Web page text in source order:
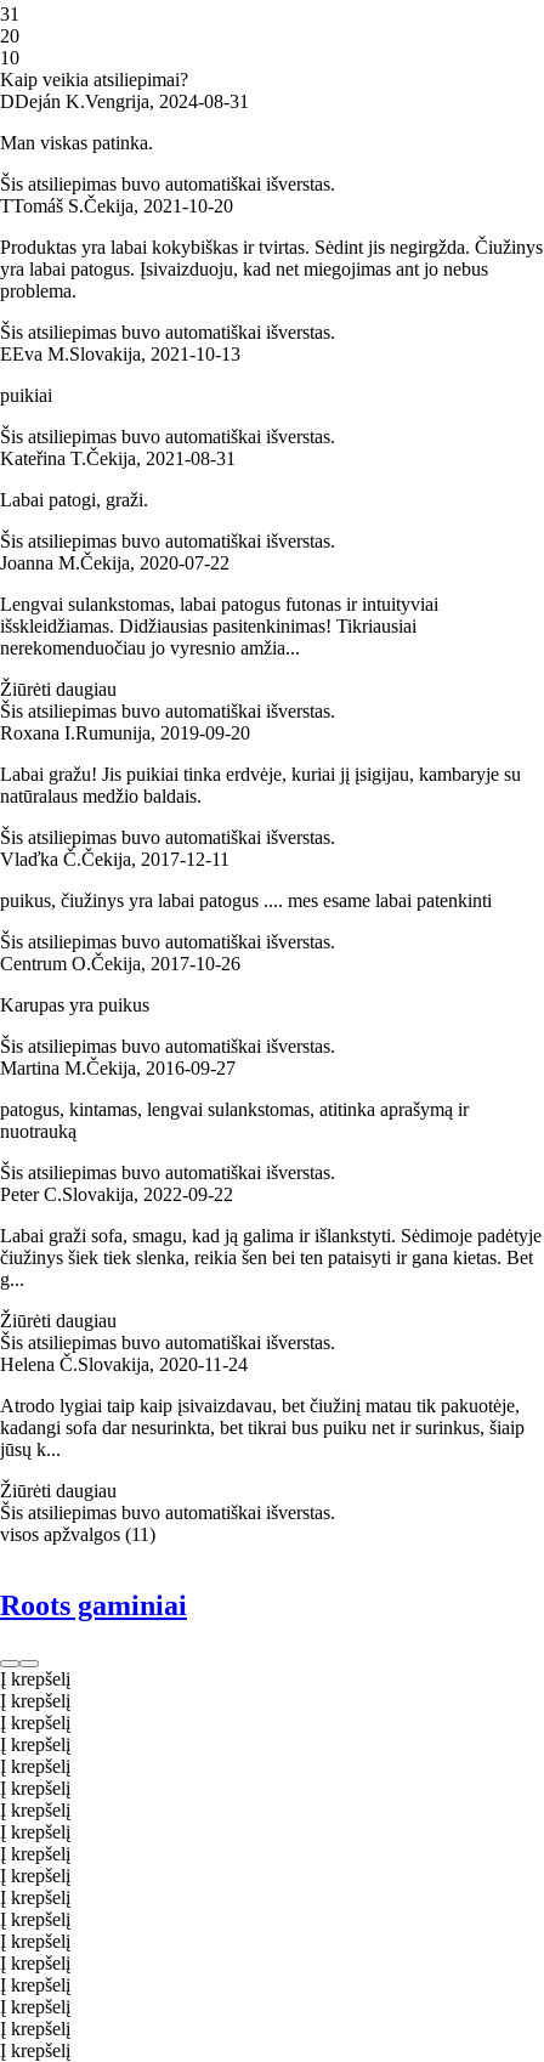
31
20
10
Kaip veikia atsiliepimai?
DDeján K.Vengrija, 2024‑08‑31
Man viskas patinka.
Šis atsiliepimas buvo automatiškai išverstas.
TTomáš S.Čekija, 2021‑10‑20
Produktas yra labai kokybiškas ir tvirtas. Sėdint jis negirgžda. Čiužinys
yra labai patogus. Įsivaizduoju, kad net miegojimas ant jo nebus
problema.
Šis atsiliepimas buvo automatiškai išverstas.
EEva M.Slovakija, 2021‑10‑13
puikiai
Šis atsiliepimas buvo automatiškai išverstas.
Kateřina T.Čekija, 2021‑08‑31
Labai patogi, graži.
Šis atsiliepimas buvo automatiškai išverstas.
Joanna M.Čekija, 2020‑07‑22
Lengvai sulankstomas, labai patogus futonas ir intuityviai
išskleidžiamas. Didžiausias pasitenkinimas! Tikriausiai
nerekomenduočiau jo vyresnio amžia...
Žiūrėti daugiau
Šis atsiliepimas buvo automatiškai išverstas.
Roxana I.Rumunija, 2019‑09‑20
Labai gražu! Jis puikiai tinka erdvėje, kuriai jį įsigijau, kambaryje su
natūralaus medžio baldais.
Šis atsiliepimas buvo automatiškai išverstas.
Vlaďka Č.Čekija, 2017‑12‑11
puikus, čiužinys yra labai patogus .... mes esame labai patenkinti
Šis atsiliepimas buvo automatiškai išverstas.
Centrum O.Čekija, 2017‑10‑26
Karupas yra puikus
Šis atsiliepimas buvo automatiškai išverstas.
Martina M.Čekija, 2016‑09‑27
patogus, kintamas, lengvai sulankstomas, atitinka aprašymą ir
nuotrauką
Šis atsiliepimas buvo automatiškai išverstas.
Peter C.Slovakija, 2022‑09‑22
Labai graži sofa, smagu, kad ją galima ir išlankstyti. Sėdimoje padėtyje
čiužinys šiek tiek slenka, reikia šen bei ten pataisyti ir gana kietas. Bet
g...
Žiūrėti daugiau
Šis atsiliepimas buvo automatiškai išverstas.
Helena Č.Slovakija, 2020‑11‑24
Atrodo lygiai taip kaip įsivaizdavau, bet čiužinį matau tik pakuotėje,
kadangi sofa dar nesurinkta, bet tikrai bus puiku net ir surinkus, šiaip
jūsų k...
Žiūrėti daugiau
Šis atsiliepimas buvo automatiškai išverstas.
visos apžvalgos (11)
Roots gaminiai
Į krepšelį
Į krepšelį
Į krepšelį
Į krepšelį
Į krepšelį
Į krepšelį
Į krepšelį
Į krepšelį
Į krepšelį
Į krepšelį
Į krepšelį
Į krepšelį
Į krepšelį
Į krepšelį
Į krepšelį
Į krepšelį
Į krepšelį
Į krepšelį